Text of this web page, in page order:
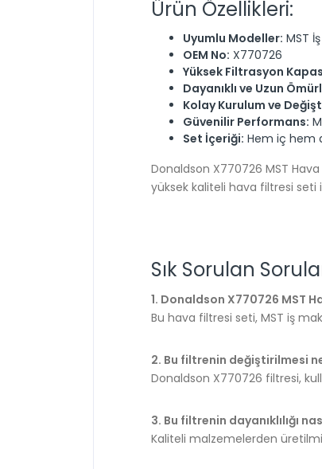
Ürün Özellikleri:
Uyumlu Modeller: MST
OEM No: X770726
Yüksek Filtrasyon
Dayanıklı ve Uzun
Kolay Kurulum ve
Güvenilir Performans:
Set İçeriği: Hem iç hem
Donaldson X770726 MST
yüksek kaliteli hava filtresi seti
Sık Sorulan
1. Donaldson X770726 MST
Bu hava filtresi seti, MST iş
2. Bu filtrenin değiştirilmesi
Donaldson X770726 filtresi,
3. Bu filtrenin dayanıklılığı
Kaliteli malzemelerden